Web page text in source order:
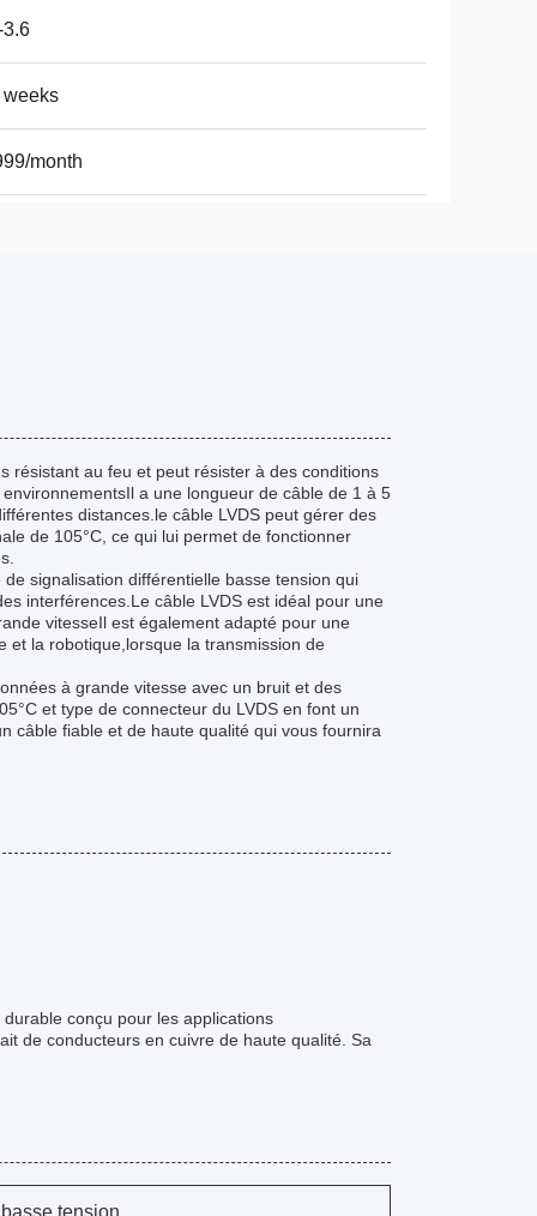
3.6
weeks
month
résistant au feu et peut résister à des conditions
a une longueur de câble de 1 à 5
distances.le câble LVDS peut gérer des
de 105°C, ce qui lui permet de fonctionner
signalisation différentielle basse tension qui
interférences.Le câble LVDS est idéal pour une
vitesseIl est également adapté pour une
et la robotique,lorsque la transmission de
à grande vitesse avec un bruit et des
et type de connecteur du LVDS en font un
câble fiable et de haute qualité qui vous fournira
conçu pour les applications
de conducteurs en cuivre de haute qualité. Sa
tension